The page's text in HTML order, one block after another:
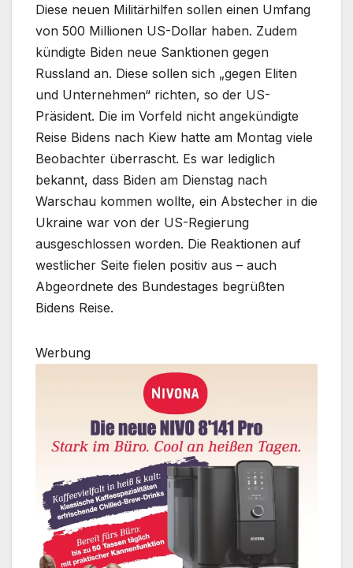
Diese neuen Militärhilfen sollen einen Umfang
von 500 Millionen US-Dollar haben. Zudem
kündigte Biden neue Sanktionen gegen
Russland an. Diese sollen sich „gegen Eliten
und Unternehmen“ richten, so der US-
Präsident. Die im Vorfeld nicht angekündigte
Reise Bidens nach Kiew hatte am Montag viele
Beobachter überrascht. Es war lediglich
bekannt, dass Biden am Dienstag nach
Warschau kommen wollte, ein Abstecher in die
Ukraine war von der US-Regierung
ausgeschlossen worden. Die Reaktionen auf
westlicher Seite fielen positiv aus – auch
Abgeordnete des Bundestages begrüßten
Bidens Reise.
Werbung